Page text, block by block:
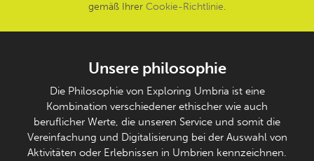
gemäß Ihrer Cookie-Richtlinie.
Unsere philosophie
Die Philosophie von Exploring Umbria ist eine
Kombination verschiedener ethischer wie auch
beruflicher Werte, die unseren Service und somit die
Vereinfachung und Digitalisierung bei der Auswahl von
Aktivitäten oder Erlebnissen in Umbrien kennzeichnen.